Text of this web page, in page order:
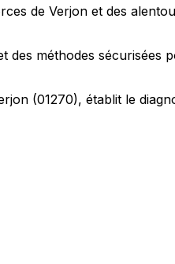
de Verjon et des
des méthodes sécurisées
(01270), établit le